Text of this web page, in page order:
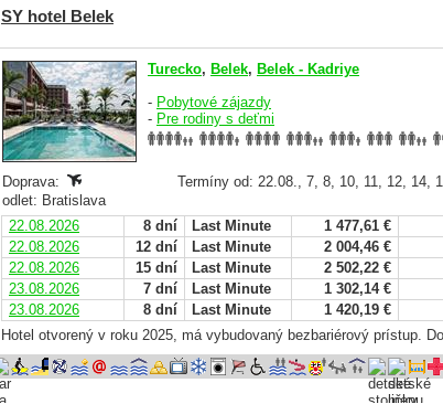
SY hotel Belek
Turecko, Belek, Belek - Kadriye
- Pobytové zájazdy
- Pre rodiny s deťmi
Doprava:
Termíny od: 22.08., 7, 8, 10, 11, 12, 14,
odlet: Bratislava
22.08.2026
8 dní Last Minute 1 477,61 €
22.08.2026
12 dní Last Minute 2 004,46 €
22.08.2026
15 dní Last Minute 2 502,22 €
23.08.2026
7 dní Last Minute 1 302,14 €
23.08.2026
8 dní Last Minute 1 420,19 €
Hotel otvorený v roku 2025, má vybudovaný bezbariérový prístup.